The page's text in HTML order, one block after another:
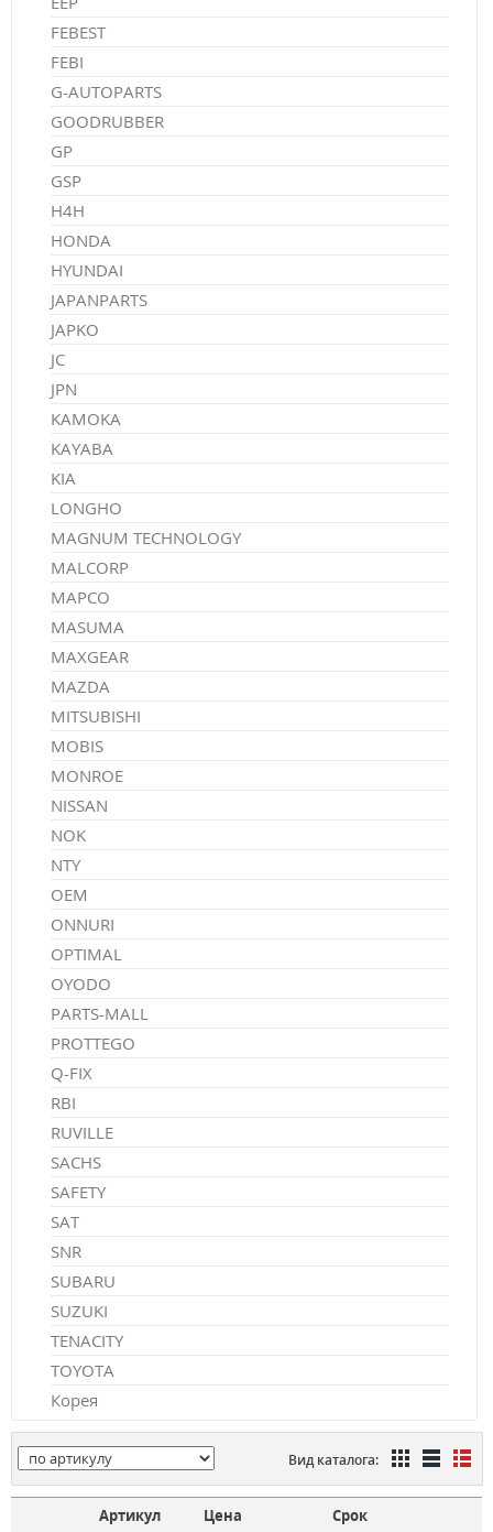
FEBEST
FEBI
G-AUTOPARTS
GOODRUBBER
GP
GSP
H4H
HONDA
HYUNDAI
JAPANPARTS
JAPKO
JC
JPN
KAMOKA
KAYABA
KIA
LONGHO
MAGNUM TECHNOLOGY
MALCORP
MAPCO
MASUMA
MAXGEAR
MAZDA
MITSUBISHI
MOBIS
MONROE
NISSAN
NOK
NTY
OEM
ONNURI
OPTIMAL
OYODO
PARTS-MALL
PROTTEGO
Q-FIX
RBI
RUVILLE
SACHS
SAFETY
SAT
SNR
SUBARU
SUZUKI
TENACITY
TOYOTA
Корея
Вид каталога:
Артикул Цена Срок